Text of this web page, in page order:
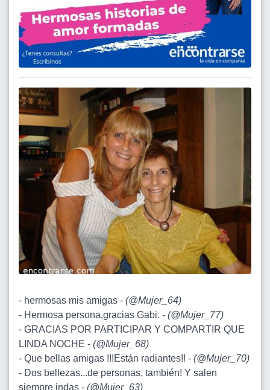
- hermosas mis amigas - (@Mujer_64)
- Hermosa persona,gracias Gabi. - (@Mujer_77)
- GRACIAS POR PARTICIPAR Y COMPARTIR QUE
LINDA NOCHE - (@Mujer_68)
- Que bellas amigas !!!Están radiantes!! - (@Mujer_70)
- Dos bellezas...de personas, también! Y salen
siempre indas - (@Mujer_63)